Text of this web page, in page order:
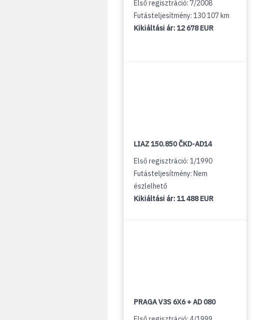
Első regisztráció: 7/2008
Futásteljesítmény: 130 107 km
Kikiáltási ár:12 678 EUR
LIAZ 150.850 ČKD-AD14
Első regisztráció: 1/1990
Futásteljesítmény: Nem
észlelhető
Kikiáltási ár:11 488 EUR
PRAGA V3S 6X6 + AD 080